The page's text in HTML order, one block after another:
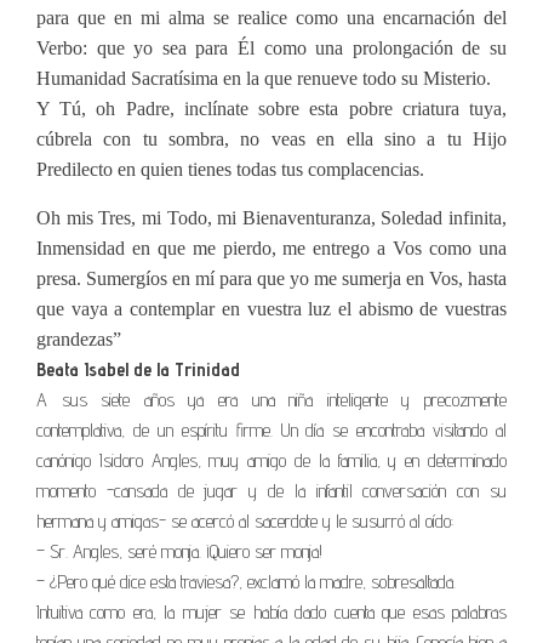
para que en mi alma se realice como una encarnación del
Verbo: que yo sea para Él como una prolongación de su
Humanidad Sacratísima en la que renueve todo su Misterio.
Y Tú, oh Padre, inclínate sobre esta pobre criatura tuya,
cúbrela con tu sombra, no veas en ella sino a tu Hijo
Predilecto en quien tienes todas tus complacencias.
Oh mis Tres, mi Todo, mi Bienaventuranza, Soledad infinita,
Inmensidad en que me pierdo, me entrego a Vos como una
presa. Sumergíos en mí para que yo me sumerja en Vos, hasta
que vaya a contemplar en vuestra luz el abismo de vuestras
grandezas”
Beata Isabel de la Trinidad
A sus siete años ya era una niña inteligente y precozmente
contemplativa, de un espíritu firme. Un día se encontraba visitando al
canónigo Isidoro Angles, muy amigo de la familia, y en determinado
momento -cansada de jugar y de la infantil conversación con su
hermana y amigas- se acercó al sacerdote y le susurró al oído:
– Sr. Angles, seré monja. ¡Quiero ser monja!
– ¿Pero qué dice esta traviesa?, exclamó la madre, sobresaltada.
Intuitiva como era, la mujer se había dado cuenta que esas palabras